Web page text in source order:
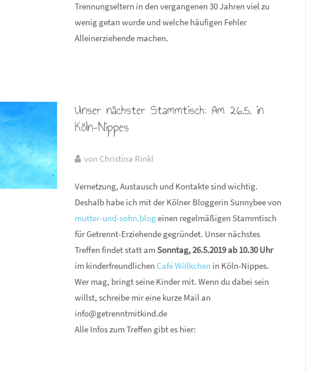
Trennungseltern in den vergangenen 30 Jahren viel zu
wenig getan wurde und welche häufigen Fehler
Alleinerziehende machen.
Unser nächster Stammtisch: Am 26.5. in
Köln-Nippes
von Christina Rinkl
Vernetzung, Austausch und Kontakte sind wichtig.
Deshalb habe ich mit der Kölner Bloggerin Sunnybee von
mutter-und-sohn.blogeinen regelmäßigen Stammtisch
für Getrennt-Erziehende gegründet. Unser nächstes
Treffen findet statt amSonntag, 26.5.2019 ab 10.30 Uhr
im kinderfreundlichenCafé Wölkchen in Köln-Nippes.
Wer mag, bringt seine Kinder mit. Wenn du dabei sein
willst, schreibe mir eine kurze Mail an
info@getrenntmitkind.de
Alle Infos zum Treffen gibt es hier: